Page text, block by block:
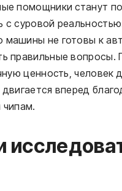
помощники станут
с суровой
машины не готовы к
правильные
ценность, человек
вперед
чипам.